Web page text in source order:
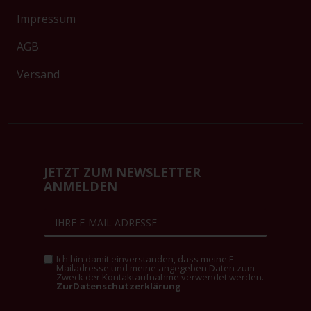
Impressum
AGB
Versand
JETZT ZUM NEWSLETTER
ANMELDEN
Ich bin damit einverstanden, dass meine E-
Mailadresse und meine angegeben Daten zum
Zweck der Kontaktaufnahme verwendet werden.
ZurDatenschutzerklärung